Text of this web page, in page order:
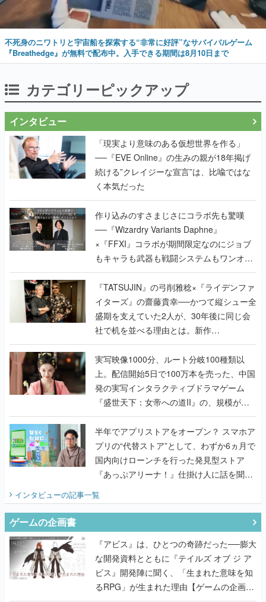
不死身のニワトリと宇宙船を探索する“非常に好評”なサバイバルゲーム
『Breathedge』が無料で配布中。入手できる期間は8月10日まで
カテゴリーピックアップ
インタビュー
「現実より意味のある仮想世界を作る」
──『EVE Online』の生みの親が18年掲げ
続ける”クレイジーな宣言”は、比喩ではな
く本気だった
作り込みのすさまじさにコラボ先も驚嘆
──『Wizardry Variants Daphne』
×『FFXI』コラボが期間限定なのにジョブ
もキャラも武器も戦闘システムもワンオフ
で作り込まれた理由を両ディレクターに聞
く
『TATSUJIN』の弓削雅稔×『ライデンファ
イターズ』の齋藤貴幸──かつて縦シュー全
盛期を支えていた2人が、30年後に同じ会
社で机を並べる理由とは。新作
『TATSUJIN EXTREME』で初タッグを組
んだレジェンド2人に訊く開発秘話
実写映像1000分、ルート分岐100種類以
上。配信開始5日で100万本を売った、中国
発の実写インタラクティブドラマゲーム
『盛世天下：女帝への道II』の、規模が違
うこだわりをプロデューサーに聞いた
半年でアプリストアをオープン？ スマホア
プリの“代替ストア”として、わずか6ヵ月で
国内向けローンチを行った発見型ストア
『あっぷアリーナ！』仕掛け人に話を聞い
てみた
インタビューの記事一覧
ゲームの企画書
『アビス』は、ひとつの奇跡だった──膨大
な開発資料とともに『テイルズ オブ ジ ア
ビス』開発陣に聞く、「生まれた意味を知
るRPG」が生まれた理由【ゲームの企画